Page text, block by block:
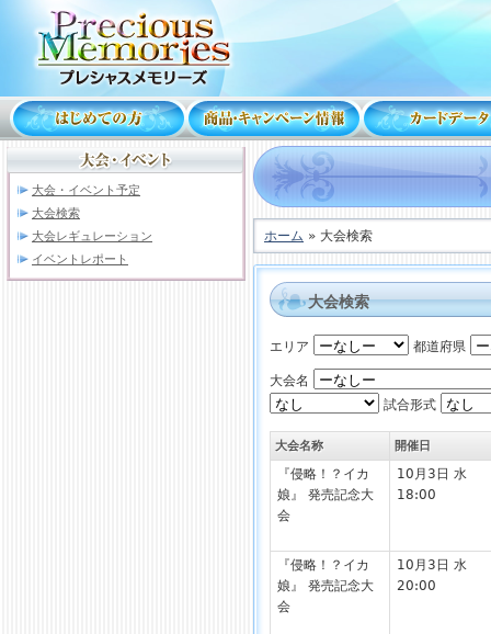
大会・イベント予定
大会検索
大会レギュレーション
イベントレポート
ホーム » 大会検索
大会検索
エリア 都道府県
大会名
試合形式
大会名称 開催日
『侵略！？イカ
娘』 発売記念大
会
10月3日 水
18:00
『侵略！？イカ
娘』 発売記念大
会
10月3日 水
20:00